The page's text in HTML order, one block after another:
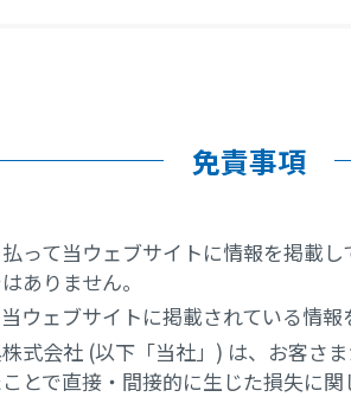
免責事項
って当ウェブサイトに情報を掲載
ありません。
ウェブサイトに掲載されている情報
式会社 (以下「当社」) は、お客さ
とで直接・間接的に生じた損失に関